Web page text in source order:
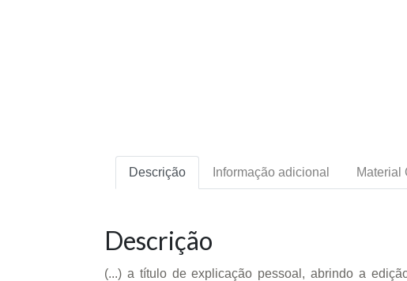
Descrição Informação adicional Material
Descrição
(...) a título de explicação pessoal, abrindo a